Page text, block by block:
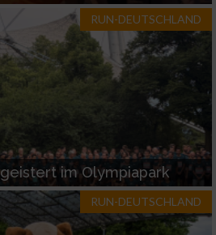
RUN-DEUTSCHLAND
im Olympiapark
RUN-DEUTSCHLAND